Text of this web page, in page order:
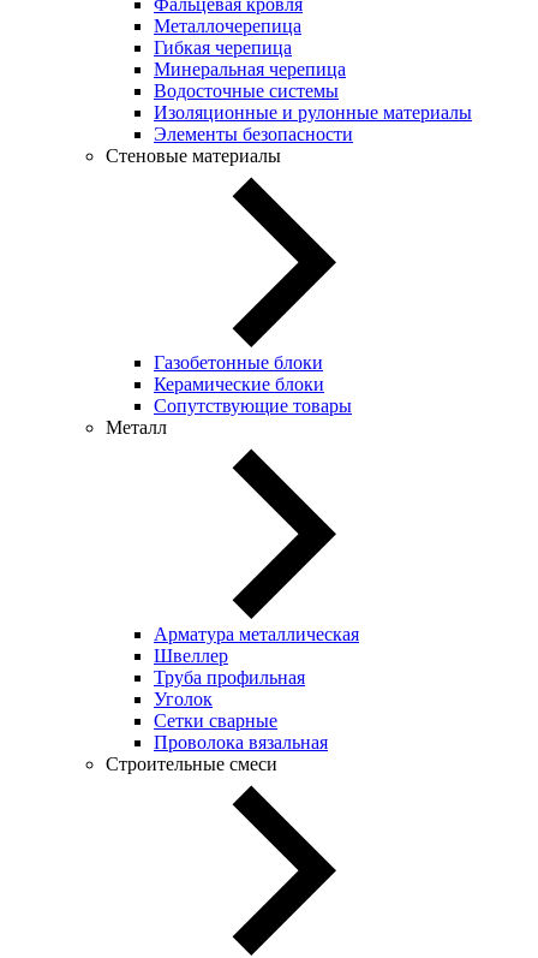
Металлочерепица
Гибкая черепица
Минеральная черепица
Водосточные системы
Изоляционные и рулонные материалы
Элементы безопасности
Стеновые материалы
Газобетонные блоки
Керамические блоки
Сопутствующие товары
Металл
Арматура металлическая
Швеллер
Труба профильная
Уголок
Сетки сварные
Проволока вязальная
Строительные смеси